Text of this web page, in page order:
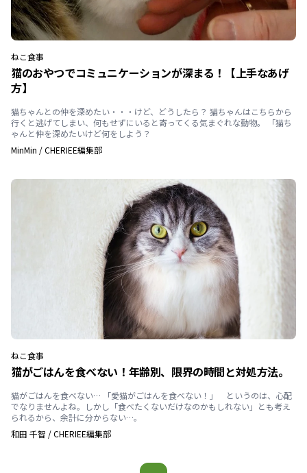
ねこ食事
猫のおやつでコミュニケーションが深まる！【上手なあげ
方】
猫ちゃんとの仲を深めたい・・・けど、どうしたら？ 猫ちゃんはこちらから
行くと逃げてしまい、何もせずにいると寄ってくる気まぐれな動物。 「猫ち
ゃんと仲を深めたいけど何をしよう？
MinMin /CHERIEE編集部
ねこ食事
猫がごはんを食べない！年齢別、限界の時間と対処方法。
猫がごはんを食べない… 「愛猫がごはんを食べない！」 というのは、心配
でなりませんよね。しかし「食べたくないだけなのかもしれない」とも考え
られるから、余計に分からない…。
和田 千智 /CHERIEE編集部